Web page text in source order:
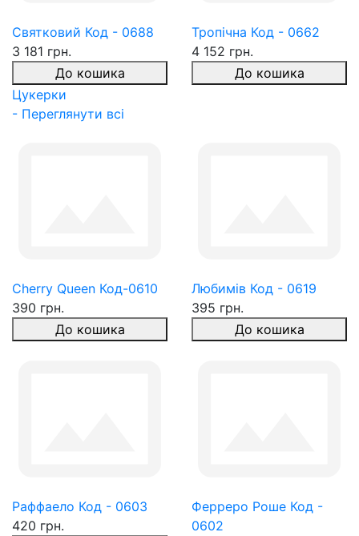
Святковий Код - 0688
3 181 грн.
До кошика
Тропічна Код - 0662
4 152 грн.
До кошика
Цукерки
- Переглянути всі
Cherry Queen Код-0610
390 грн.
До кошика
Любимів Код - 0619
395 грн.
До кошика
Раффаело Код - 0603
420 грн.
Ферреро Роше Код -
0602